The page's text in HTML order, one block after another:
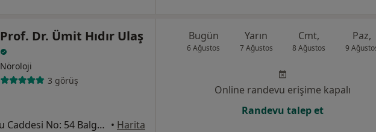
Prof. Dr. Ümit Hıdır Ulaş
Nöroloji
3 görüş
Muhsin Yazıcıoğlu Caddesi No: 54 Balgat, Çankaya • Harita
Bugün
6 Ağustos
Yarın
7 Ağustos
Cmt,
8 Ağustos
Paz,
9
Online randevu erişime kapalı
Randevu talep et